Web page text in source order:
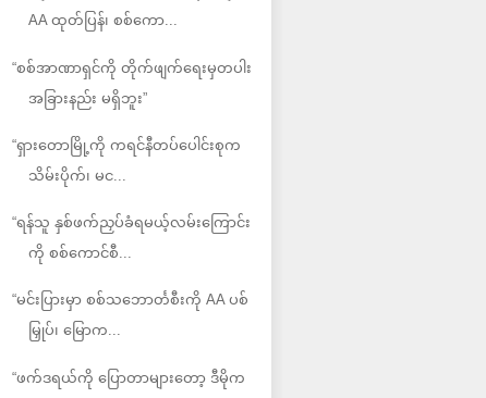
AA ထုတ်ပြန်၊ စစ်ကော...
“စစ်အာဏာရှင်ကို တိုက်ဖျက်ရေးမှတပါး
အခြားနည်း မရှိဘူး”
“ရှားတောမြို့ကို ကရင်နီတပ်ပေါင်းစုက
သိမ်းပိုက်၊ မင...
“ရန်သူ နှစ်ဖက်ညှပ်ခံရမယ့်လမ်းကြောင်း
ကို စစ်ကောင်စီ...
“မင်းပြားမှာ စစ်သဘောင်္တစီးကို AA ပစ်
မြှုပ်၊ မြောက...
“ဖက်ဒရယ်ကို ပြောတာများတော့ ဒီမိုက